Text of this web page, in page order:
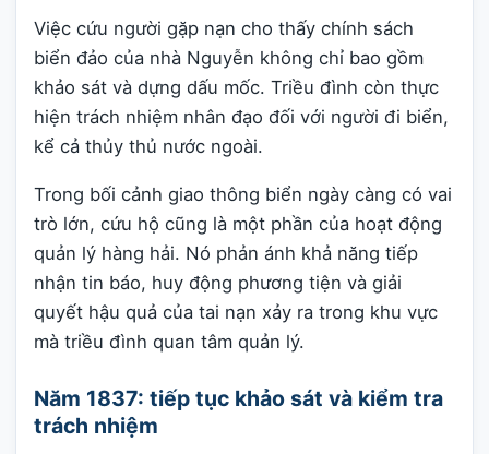
Việc cứu người gặp nạn cho thấy chính sách
biển đảo của nhà Nguyễn không chỉ bao gồm
khảo sát và dựng dấu mốc. Triều đình còn thực
hiện trách nhiệm nhân đạo đối với người đi biển,
kể cả thủy thủ nước ngoài.
Trong bối cảnh giao thông biển ngày càng có vai
trò lớn, cứu hộ cũng là một phần của hoạt động
quản lý hàng hải. Nó phản ánh khả năng tiếp
nhận tin báo, huy động phương tiện và giải
quyết hậu quả của tai nạn xảy ra trong khu vực
mà triều đình quan tâm quản lý.
Năm 1837: tiếp tục khảo sát và kiểm tra
trách nhiệm